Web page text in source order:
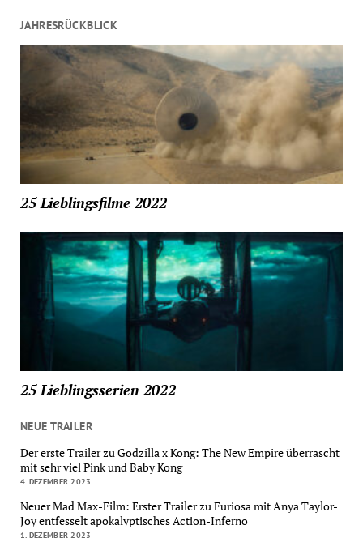
JAHRESRÜCKBLICK
25 Lieblingsfilme 2022
25 Lieblingsserien 2022
NEUE TRAILER
Der erste Trailer zu Godzilla x Kong: The New Empire überrascht
mit sehr viel Pink und Baby Kong
4. DEZEMBER 2023
Neuer Mad Max-Film: Erster Trailer zu Furiosa mit Anya Taylor-
Joy entfesselt apokalyptisches Action-Inferno
1. DEZEMBER 2023